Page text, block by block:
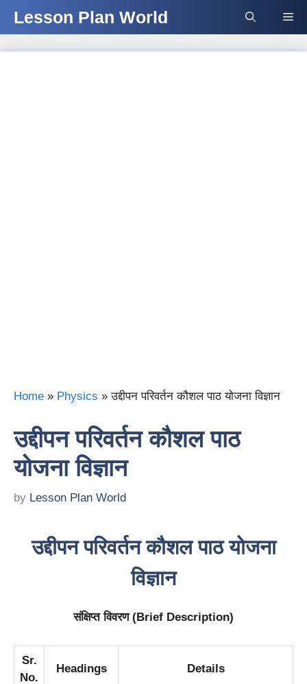
Lesson Plan World
Home » Physics »उद्दीपन परिवर्तन कौशल पाठ योजना विज्ञान
उद्दीपन परिवर्तन कौशल पाठ
योजना विज्ञान
by Lesson Plan World
उद्दीपन परिवर्तन कौशल पाठ योजना
विज्ञान
संक्षिप्त विवरण (Brief Description)
Sr.
No.
Headings Details